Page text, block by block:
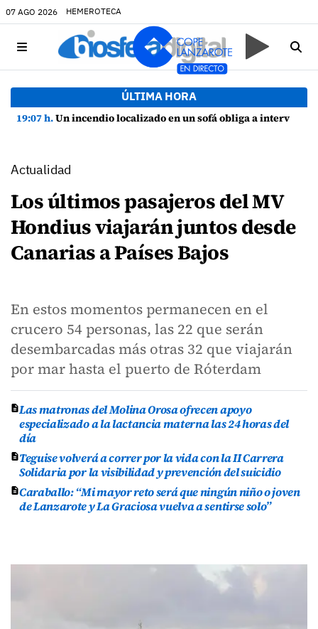
07 AGO 2026 HEMEROTECA
ÚLTIMA HORA
19:07 h.Un incendio localizado en un sofá obliga a intervenir en una vivienda de Playa Honda
Actualidad
Los últimos pasajeros del MV
Hondius viajarán juntos desde
Canarias a Países Bajos
En estos momentos permanecen en el
crucero 54 personas, las 22 que serán
desembarcadas más otras 32 que viajarán
por mar hasta el puerto de Róterdam
Las matronas del Molina Orosa ofrecen apoyo
especializado a la lactancia materna las 24 horas del
día
Teguise volverá a correr por la vida con la II Carrera
Solidaria por la visibilidad y prevención del suicidio
Caraballo: “Mi mayor reto será que ningún niño o joven
de Lanzarote y La Graciosa vuelva a sentirse solo”